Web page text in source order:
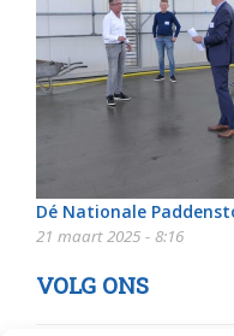
Dé Nationale
21 maart 2025 - 8:16
VOLG ONS